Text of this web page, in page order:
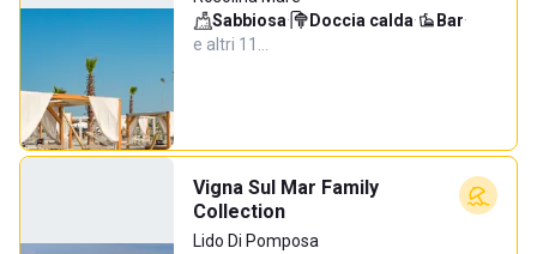
Sabbiosa· Doccia calda· Bar·
e altri 11…
Vigna Sul Mar Family
Collection
Lido Di Pomposa